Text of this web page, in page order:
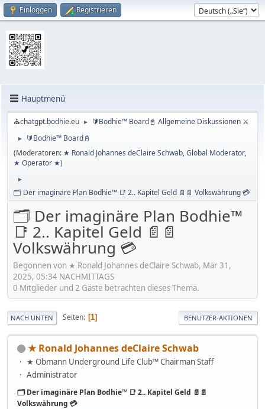
Einloggen Registrieren
Hauptmenü
⛪chatgpt.bodhie.eu ► 🔰Bodhie™ Board📓 Allgemeine Diskussionen ⚔
►
🔰Bodhie™ Board📓
(Moderatoren: ★ Ronald Johannes deClaire Schwab,Global Moderator,
★ Operator ★)
►
🗂️ Der imaginäre Plan Bodhie™ 📑 2.. Kapitel Geld 📄📄 Volkswährung 💳
🗂️ Der imaginäre Plan Bodhie™
📑 2.. Kapitel Geld 📄📄
Volkswährung 💳
Begonnen von ★ Ronald Johannes deClaire Schwab, Mär 31,
2025, 05:34 NACHMITTAGS
0 Mitglieder und 2 Gäste betrachten dieses Thema.
NACH UNTEN Seiten 1 BENUTZER-AKTIONEN
★ Ronald Johannes deClaire Schwab
★ Obmann Underground Life Club™ Chairman Staff
Administrator
🗂️ Der imaginäre Plan Bodhie™ 📑 2.. Kapitel Geld 📄📄
Volkswährung 💳